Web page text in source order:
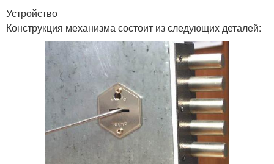
Устройство
Конструкция механизма состоит из следующих деталей: